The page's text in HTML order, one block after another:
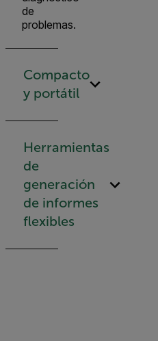
de
problemas.
Compacto
y portátil
Herramientas
de
generación
de informes
flexibles